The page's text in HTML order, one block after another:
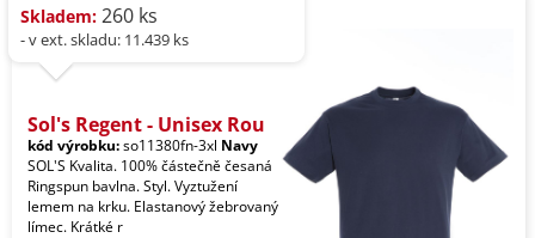
Skladem: 260 ks
- v ext. skladu: 11.439 ks
Sol's Regent - Unisex Rou
kód výrobku:so11380fn-3xl Navy
SOL'S Kvalita. 100% částečně česaná
Ringspun bavlna. Styl. Vyztužení
lemem na krku. Elastanový žebrovaný
límec. Krátké r